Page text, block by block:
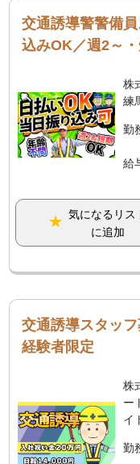
交通誘導警警備
込みOK／週2～
株
練
勤
給
気になるリス
に追加
交通誘導スタッ
経験者限定
株
ー
イ
勤